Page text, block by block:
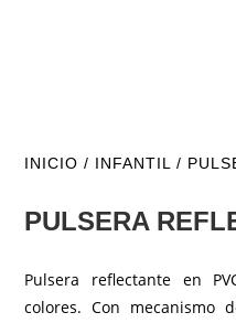
INICIO / INFANTIL /
PULSERA
Pulsera reflectante en
colores. Con mecanismo